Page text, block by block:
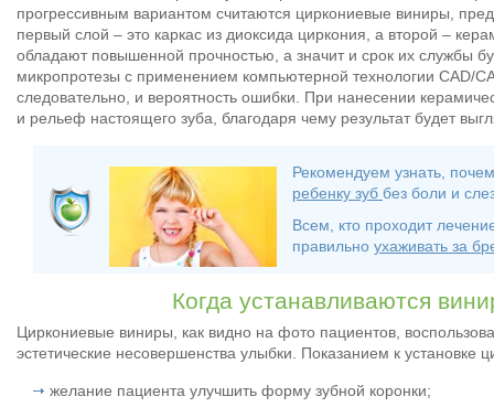
прогрессивным вариантом считаются циркониевые виниры,
первый слой – это каркас из диоксида циркония, а второй –
обладают повышенной прочностью, а значит и срок их службы
микропротезы с применением компьютерной технологии CAD/
следовательно, и вероятность ошибки. При нанесении
и рельеф настоящего зуба, благодаря чему результат будет
Рекомендуем узнать,
ребенку зуб без боли и
Всем, кто проходит
правильно ухаживать за
Когда устанавливаются
Циркониевые виниры, как видно на фото пациентов,
эстетические несовершенства улыбки. Показанием к установке
желание пациента улучшить форму зубной коронки;